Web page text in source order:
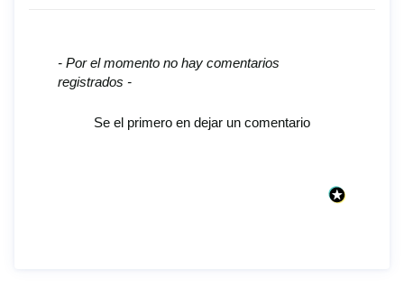
- Por el momento no hay comentarios
registrados -
Se el primero en dejar un comentario
New content loaded